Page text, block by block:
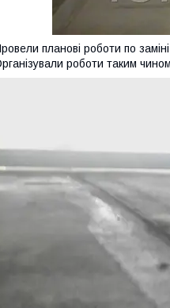
планові роботи по
роботи таким